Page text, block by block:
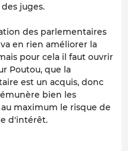
juges.
des parlementaires
en rien améliorer la
pour cela il faut ouvrir
Poutou, que la
est un acquis, donc
bien les
maximum le risque de
d'intérêt.